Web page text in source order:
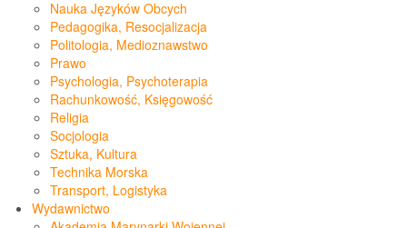
Nauka Języków Obcych
Pedagogika, Resocjalizacja
Politologia, Medioznawstwo
Prawo
Psychologia, Psychoterapia
Rachunkowość, Księgowość
Religia
Socjologia
Sztuka, Kultura
Technika Morska
Transport, Logistyka
Wydawnictwo